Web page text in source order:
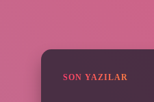
SON YAZILAR